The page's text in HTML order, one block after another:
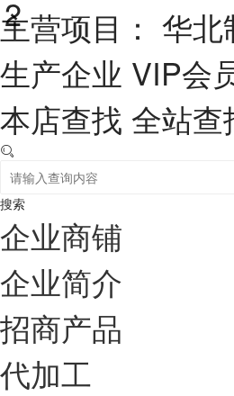
主营项目： 华北
生产企业 VIP会
本店查找 全站查
搜索
企业商铺
企业简介
招商产品
代加工